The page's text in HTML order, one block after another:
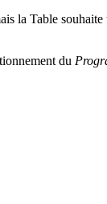
la Table
du